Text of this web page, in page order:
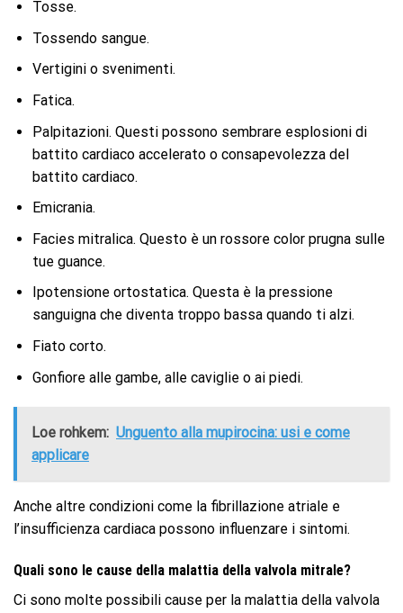
Tosse.
Tossendo sangue.
Vertigini o svenimenti.
Fatica.
Palpitazioni. Questi possono sembrare esplosioni di
battito cardiaco accelerato o consapevolezza del
battito cardiaco.
Emicrania.
Facies mitralica. Questo è un rossore color prugna sulle
tue guance.
Ipotensione ortostatica. Questa è la pressione
sanguigna che diventa troppo bassa quando ti alzi.
Fiato corto.
Gonfiore alle gambe, alle caviglie o ai piedi.
Loe rohkem: Unguento alla mupirocina: usi e come
applicare
Anche altre condizioni come la fibrillazione atriale e
l’insufficienza cardiaca possono influenzare i sintomi.
Quali sono le cause della malattia della valvola mitrale?
Ci sono molte possibili cause per la malattia della valvola